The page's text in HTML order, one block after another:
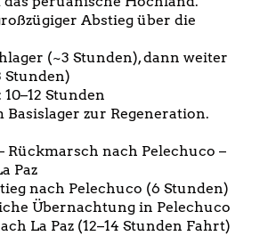
Abstieg über die
(~3 Stunden), dann weiter
Stunden)
Stunden
zur Regeneration.
Rückmarsch nach Pelechuco –
Paz
nach Pelechuco (6 Stunden)
Übernachtung in Pelechuco
La Paz (12–14 Stunden Fahrt)